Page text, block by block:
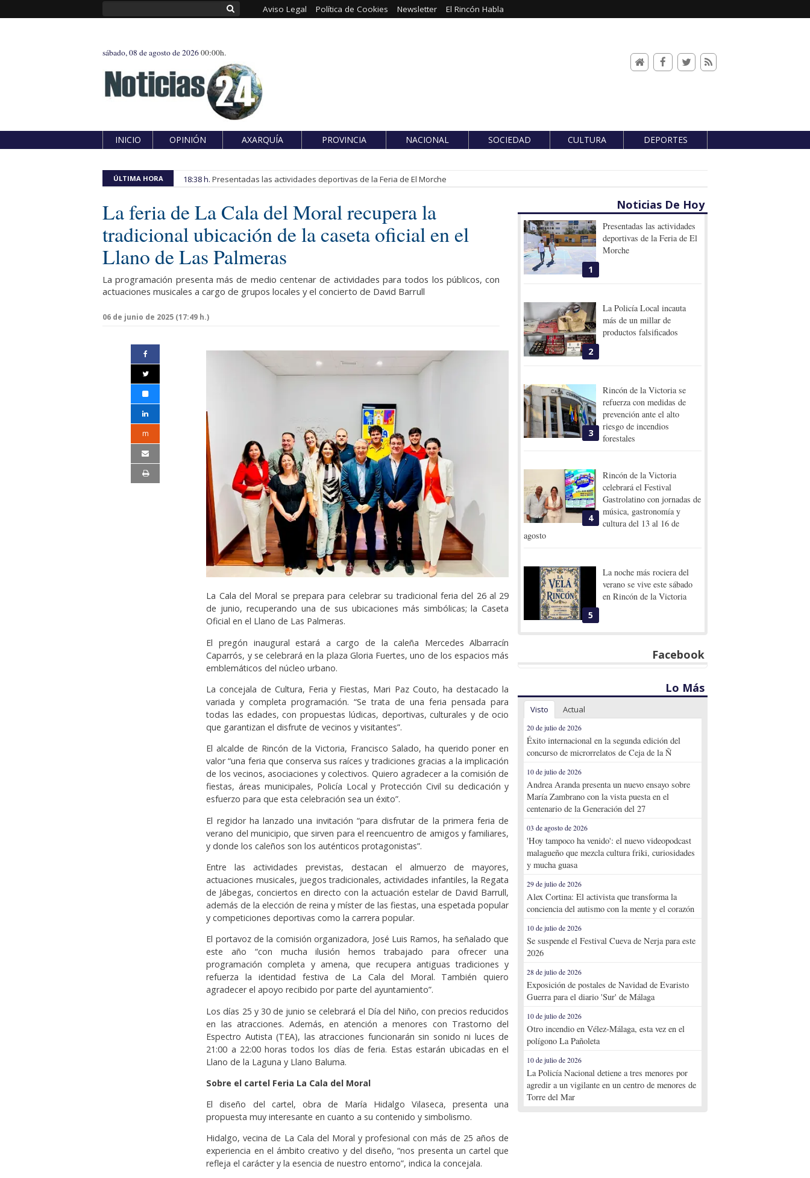
Aviso Legal Política de Cookies Newsletter El Rincón Habla
sábado, 08 de agosto de 202600:00h.
INICIO OPINIÓN AXARQUÍA PROVINCIA NACIONAL SOCIEDAD CULTURA DEPORTES
ÚLTIMA HORA 18:38 h. Presentadas las actividades deportivas de la Feria de El Morche
La feria de La Cala del Moral recupera la
tradicional ubicación de la caseta oficial en el
Llano de Las Palmeras
La programación presenta más de medio centenar de actividades para todos los públicos, con
actuaciones musicales a cargo de grupos locales y el concierto de David Barrull
06 de junio de 2025 (17:49 h.)
m
La Cala del Moral se prepara para celebrar su tradicional feria del 26 al 29
de junio, recuperando una de sus ubicaciones más simbólicas; la Caseta
Oficial en el Llano de Las Palmeras.
El pregón inaugural estará a cargo de la caleña Mercedes Albarracín
Caparrós, y se celebrará en la plaza Gloria Fuertes, uno de los espacios más
emblemáticos del núcleo urbano.
La concejala de Cultura, Feria y Fiestas, Mari Paz Couto, ha destacado la
variada y completa programación. “Se trata de una feria pensada para
todas las edades, con propuestas lúdicas, deportivas, culturales y de ocio
que garantizan el disfrute de vecinos y visitantes”.
El alcalde de Rincón de la Victoria, Francisco Salado, ha querido poner en
valor “una feria que conserva sus raíces y tradiciones gracias a la implicación
de los vecinos, asociaciones y colectivos. Quiero agradecer a la comisión de
fiestas, áreas municipales, Policía Local y Protección Civil su dedicación y
esfuerzo para que esta celebración sea un éxito”.
El regidor ha lanzado una invitación “para disfrutar de la primera feria de
verano del municipio, que sirven para el reencuentro de amigos y familiares,
y donde los caleños son los auténticos protagonistas”.
Entre las actividades previstas, destacan el almuerzo de mayores,
actuaciones musicales, juegos tradicionales, actividades infantiles, la Regata
de Jábegas, conciertos en directo con la actuación estelar de David Barrull,
además de la elección de reina y míster de las fiestas, una espetada popular
y competiciones deportivas como la carrera popular.
El portavoz de la comisión organizadora, José Luis Ramos, ha señalado que
este año “con mucha ilusión hemos trabajado para ofrecer una
programación completa y amena, que recupera antiguas tradiciones y
refuerza la identidad festiva de La Cala del Moral. También quiero
agradecer el apoyo recibido por parte del ayuntamiento”.
Los días 25 y 30 de junio se celebrará el Día del Niño, con precios reducidos
en las atracciones. Además, en atención a menores con Trastorno del
Espectro Autista (TEA), las atracciones funcionarán sin sonido ni luces de
21:00 a 22:00 horas todos los días de feria. Estas estarán ubicadas en el
Llano de la Laguna y Llano Baluma.
Sobre el cartel Feria La Cala del Moral
El diseño del cartel, obra de María Hidalgo Vilaseca, presenta una
propuesta muy interesante en cuanto a su contenido y simbolismo.
Hidalgo, vecina de La Cala del Moral y profesional con más de 25 años de
experiencia en el ámbito creativo y del diseño, “nos presenta un cartel que
refleja el carácter y la esencia de nuestro entorno”, indica la concejala.
Noticias De Hoy
1
Presentadas las actividades
deportivas de la Feria de El
Morche
2
La Policía Local incauta
más de un millar de
productos falsificados
3
Rincón de la Victoria se
refuerza con medidas de
prevención ante el alto
riesgo de incendios
forestales
4
Rincón de la Victoria
celebrará el Festival
Gastrolatino con jornadas de
música, gastronomía y
cultura del 13 al 16 de
agosto
5
La noche más rociera del
verano se vive este sábado
en Rincón de la Victoria
Facebook
Lo Más
Visto Actual
20 de julio de 2026
Éxito internacional en la segunda edición del
concurso de microrrelatos de Ceja de la Ñ
10 de julio de 2026
Andrea Aranda presenta un nuevo ensayo sobre
María Zambrano con la vista puesta en el
centenario de la Generación del 27
03 de agosto de 2026
'Hoy tampoco ha venido': el nuevo videopodcast
malagueño que mezcla cultura friki, curiosidades
y mucha guasa
29 de julio de 2026
Alex Cortina: El activista que transforma la
conciencia del autismo con la mente y el corazón
10 de julio de 2026
Se suspende el Festival Cueva de Nerja para este
2026
28 de julio de 2026
Exposición de postales de Navidad de Evaristo
Guerra para el diario 'Sur' de Málaga
10 de julio de 2026
Otro incendio en Vélez-Málaga, esta vez en el
polígono La Pañoleta
10 de julio de 2026
La Policía Nacional detiene a tres menores por
agredir a un vigilante en un centro de menores de
Torre del Mar